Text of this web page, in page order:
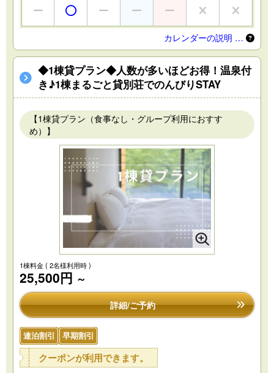
カレンダーの説明 …
◆1棟貸プラン◆人数が多いほどお得！温泉付
き♪1棟まるごと貸別荘でのんびりSTAY
【1棟貸プラン（食事なし・グループ利用におすす
め）】
1棟料金( 2名様利用時 )
25,500円 ～
詳細/ご予約
連泊割引 早期割引
クーポンが利用できます。